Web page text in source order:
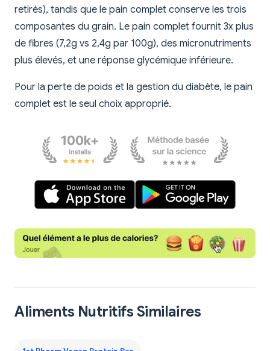
retirés), tandis que le pain complet conserve les trois
composantes du grain. Le pain complet fournit 3x plus
de fibres (7,2g vs 2,4g par 100g), des micronutriments
plus élevés, et une réponse glycémique inférieure.
Pour la perte de poids et la gestion du diabète, le pain
complet est le seul choix approprié.
Aliments Nutritifs Similaires